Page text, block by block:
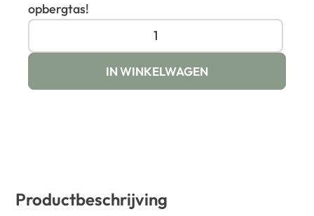
opbergtas!
IN WINKELWAGEN
Productbeschrijving